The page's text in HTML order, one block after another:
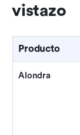
vistazo
Producto
Alondra